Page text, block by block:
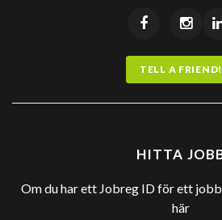
TELL A FRIEND!
HITTA
Om du har ett Jobreg ID för ett jobb
här